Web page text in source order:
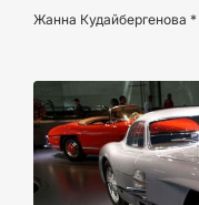
Жанна Кудайбергенова